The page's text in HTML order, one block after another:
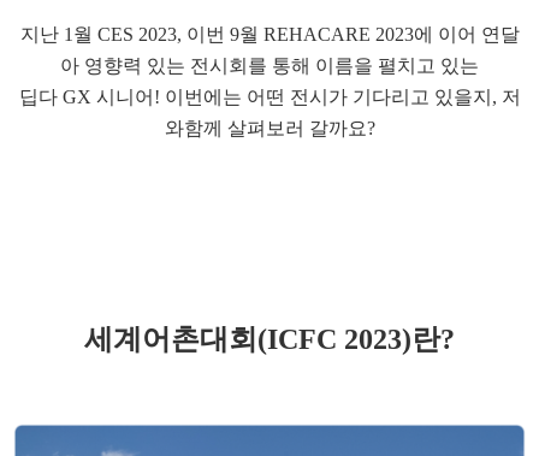
지난 1월 CES 2023, 이번 9월 REHACARE 2023에 이어 연달
아 영향력 있는 전시회를 통해 이름을 펼치고 있는
딥다 GX 시니어! 이번에는 어떤 전시가 기다리고 있을지, 저
와함께 살펴보러 갈까요?
세계어촌대회(ICFC 2023)란?